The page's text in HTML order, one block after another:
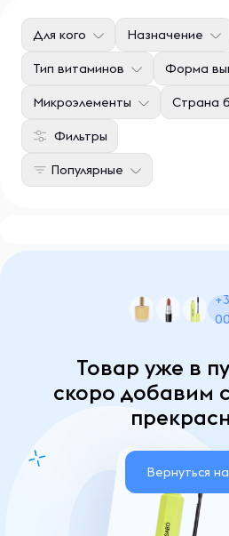
Фильтры
Для кого Назначение
Тип витаминов Форма
Микроэлементы Страна
Популярные
Товар уже в
скоро добавим
Вернуться